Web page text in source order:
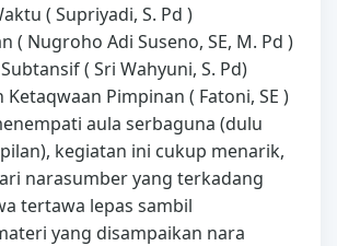
( Supriyadi, S. Pd )
( Nugroho Adi Suseno, SE, M. Pd )
( Sri Wahyuni, S. Pd)
Ketaqwaan Pimpinan ( Fatoni, SE )
aula serbaguna (dulu
kegiatan ini cukup menarik,
narasumber yang terkadang
tertawa lepas sambil
yang disampaikan nara